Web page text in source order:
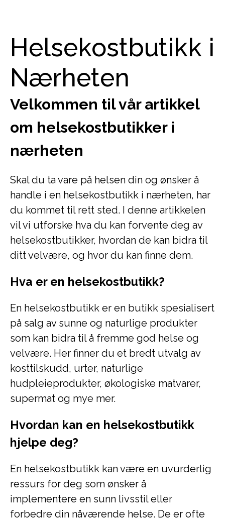
Helsekostbutikk i
Nærheten
Velkommen til vår artikkel
om helsekostbutikker i
nærheten
Skal du ta vare på helsen din og ønsker å
handle i en helsekostbutikk i nærheten, har
du kommet til rett sted. I denne artikkelen
vil vi utforske hva du kan forvente deg av
helsekostbutikker, hvordan de kan bidra til
ditt velvære, og hvor du kan finne dem.
Hva er en helsekostbutikk?
En helsekostbutikk er en butikk spesialisert
på salg av sunne og naturlige produkter
som kan bidra til å fremme god helse og
velvære. Her finner du et bredt utvalg av
kosttilskudd, urter, naturlige
hudpleieprodukter, økologiske matvarer,
supermat og mye mer.
Hvordan kan en helsekostbutikk
hjelpe deg?
En helsekostbutikk kan være en uvurderlig
ressurs for deg som ønsker å
implementere en sunn livsstil eller
forbedre din nåværende helse. De er ofte